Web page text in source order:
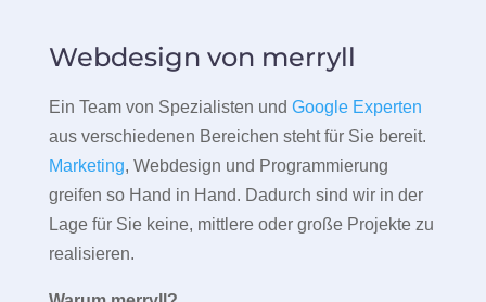
Webdesign von merryll
Ein Team von Spezialisten und Google Experten
aus verschiedenen Bereichen steht für Sie bereit.
Marketing, Webdesign und Programmierung
greifen so Hand in Hand. Dadurch sind wir in der
Lage für Sie keine, mittlere oder große Projekte zu
realisieren.